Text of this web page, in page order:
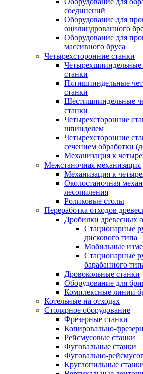
соединений
Оборудование для
оцилиндрованного
Оборудование для
массивного бруса
Четырехсторонние станки
Четырехшпиндельные
станки
Пятишпиндельные
станки
Шестишпиндельные
станки
Четырехсторонние
шпинделем
Четырехсторонние
сечением обработки
Механизация к
Межстаночная механизация
Механизация к
Околостаночная
лесопиления
Роликовые столы
Переработка отходов
Дробилки древесных
Стационарные
дискового типа
Мобильные
Стационарные
барабанного
Дровокольные станки
Оборудование для
Комплексные линии
Котельные на отходах
Столярное оборудование
Фрезерные станки
Копировально-
Рейсмусовые станки
Фуговальные станки
Фуговально-
Круглопильные